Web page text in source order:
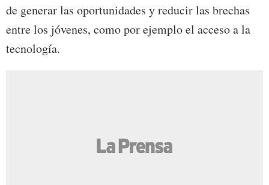
de generar las oportunidades y reducir las brechas
entre los jóvenes, como por ejemplo el acceso a la
tecnología.